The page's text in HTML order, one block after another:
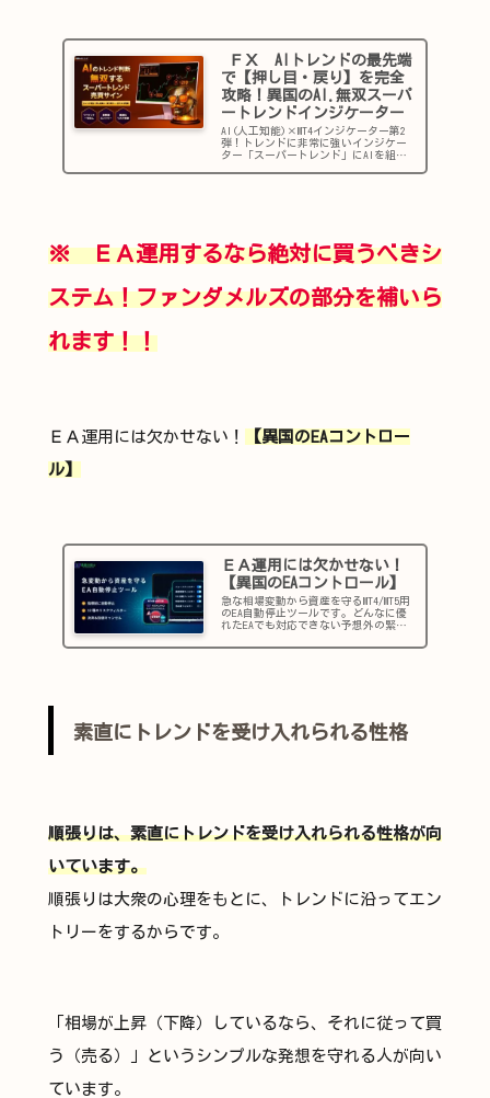
ＦＸ AIトレンドの最先端
で【押し目・戻り】を完全
攻略！異国のAI.無双スーパ
ートレンドインジケーター
AI(人工知能)×MT4インジケーター第2
弾！トレンドに非常に強いインジケー
ター「スーパートレンド」にAIを組み
※ ＥＡ運用するなら絶対に買うべきシ
ステム！ファンダメルズの部分を補いら
れます！！
ＥＡ運用には欠かせない！
【異国のEAコントロー
ル】
ＥＡ運用には欠かせない！
【異国のEAコントロール】
急な相場変動から資産を守るMT4/MT5用
のEA自動停止ツールです。どんなに優
れたEAでも対応できない予想外の緊急
管理するためにEAをコントロールする
素直にトレンドを受け入れられる性格
順張りは、素直にトレンドを受け入れられる性格が向
いています。
順張りは大衆の心理をもとに、トレンドに沿ってエン
トリーをするからです。
「相場が上昇（下降）しているなら、それに従って買
う（売る）」というシンプルな発想を守れる人が向い
ています。